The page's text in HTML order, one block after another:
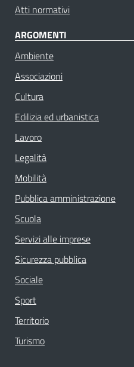
Atti normativi
ARGOMENTI
Ambiente
Associazioni
Cultura
Edilizia ed urbanistica
Lavoro
Legalità
Mobilità
Pubblica amministrazione
Scuola
Servizi alle imprese
Sicurezza pubblica
Sociale
Sport
Territorio
Turismo